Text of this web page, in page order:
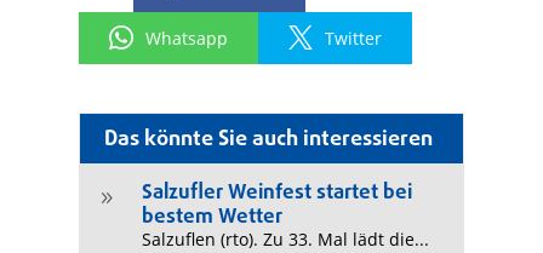
Das könnte Sie auch interessieren
9
Salzufler Weinfest startet bei
bestem Wetter
Salzuflen (rto). Zu 33. Mal lädt die...
Whatsapp Twitter